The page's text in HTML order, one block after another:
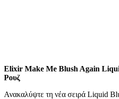
Elixir Make Me Blush Again
Ρουζ
Ανακαλύψτε τη νέα σειρά Liquid